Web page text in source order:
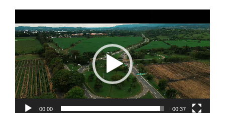
de
vídeo
00:00 00:37